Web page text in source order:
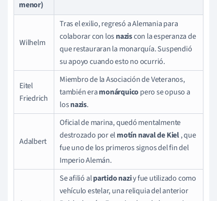
menor)
Wilhelm
Tras el exilio, regresó a Alemania para
colaborar con los naziscon la esperanza de
que restauraran la monarquía. Suspendió
su apoyo cuando esto no ocurrió.
Eitel
Friedrich
Miembro de la Asociación de Veteranos,
también eramonárquicopero se opuso a
losnazis.
Adalbert
Oficial de marina, quedó mentalmente
destrozado por elmotín naval de Kiel, que
fue uno de los primeros signos del fin del
Imperio Alemán.
Se afilió alpartido naziy fue utilizado como
vehículo estelar, una reliquia del anterior